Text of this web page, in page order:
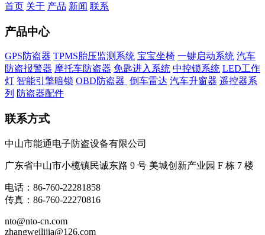
首页 关于 产品 新闻 联系
产品中心
GPS防盗器 TPMS胎压监测系统 宝宝坐椅 一键启动系统 汽车
防盗报警器 摩托车防盗器 免匙进入系统 中控锁系统 LED工作
灯 智能引擎暗锁 OBD防盗器 倒车雷达 汽车升窗器 遥控器系
列 防盗器配件
联系方式
中山市能通电子防盗设备有限公司
广东省中山市小榄镇民诚东路 9 号 美城创新产业园 F 栋 7 楼
电话：86-760-22281858
传真：86-760-22270816
nto@nto-cn.com
zhangweilijia@126.com